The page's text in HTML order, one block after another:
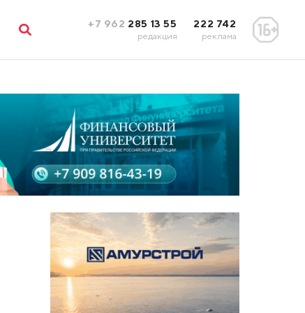
+7 962 285 13 55
редакция
222 742
реклама